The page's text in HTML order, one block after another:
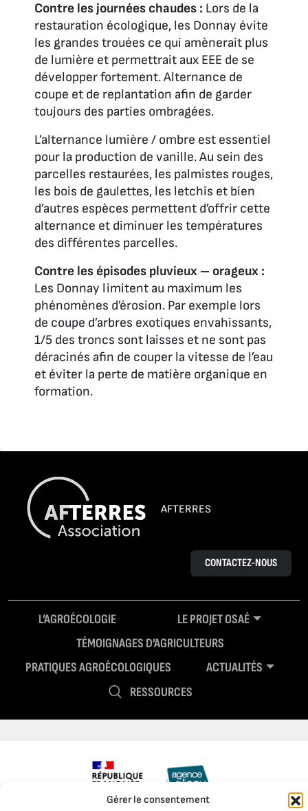
Gérer le consentement
Contre les journées chaudes : Lors de la
restauration écologique, les Donnay évite
les grandes trouées ce qui amènerait plus
de lumière et permettrait aux EEE de se
développer fortement. Alternance de
coupe et de replantation afin de garder
toujours des parties ombragées.
L’alternance lumière / ombre est essentiel
pour la production de vanille. Au sein des
parcelles restaurées, les palmistes rouges,
les bois de gaulettes, les letchis et bien
d’autres espèces permettent d’offrir cette
alternance et diminuer les températures
des différentes parcelles.
Contre les épisodes pluvieux – orageux :
Les Donnay limitent au maximum les
phénomènes d’érosion. Par exemple lors
de coupe d’arbres exotiques envahissants,
1/5 des troncs sont laisses et ne sont pas
déracinés afin de couper la vitesse de l’eau
et éviter la perte de matière organique en
formation.
AFTERRES
CONTACTEZ-NOUS
L’AGROÉCOLOGIE
LE PROJET OSAÉ
TÉMOIGNAGES D’AGRICULTEURS
PRATIQUES AGROÉCOLOGIQUES
ACTUALITÉS
RESSOURCES